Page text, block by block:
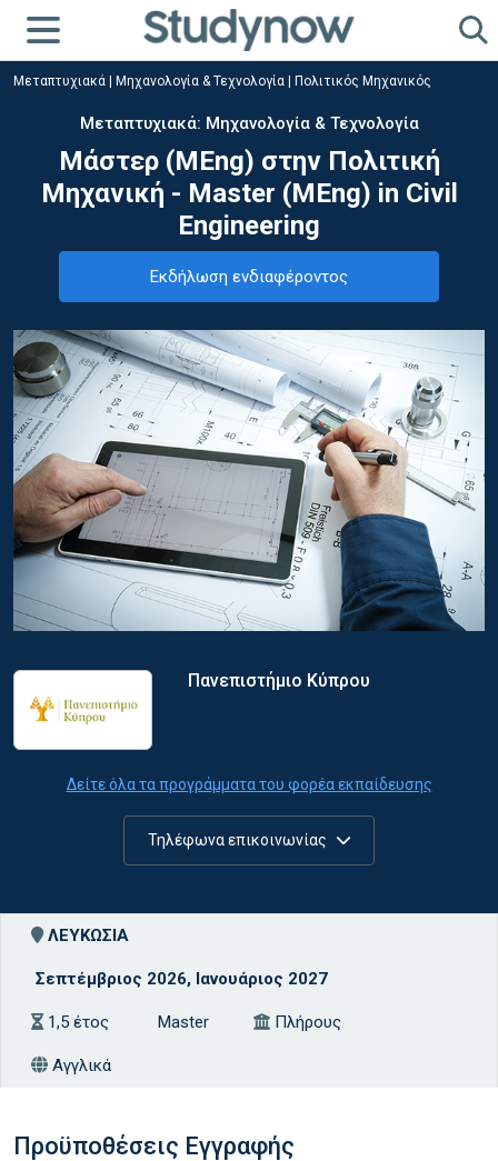
Μεταπτυχιακά Μηχανολογία & Τεχνολογία Πολιτικός Μηχανικός
Μεταπτυχιακά: Μηχανολογία & Τεχνολογία
Μάστερ (MEng) στην Πολιτική
Μηχανική - Master (MEng) in Civil
Engineering
Εκδήλωση ενδιαφέροντος
Πανεπιστήμιο Κύπρου
Δείτε όλα τα προγράμματα του φορέα εκπαίδευσης
Τηλέφωνα επικοινωνίας
ΛΕΥΚΩΣΙΑ
Σεπτέμβριος 2026, Ιανουάριος 2027
1,5 έτος Master Πλήρους
Αγγλικά
Προϋποθέσεις Εγγραφής